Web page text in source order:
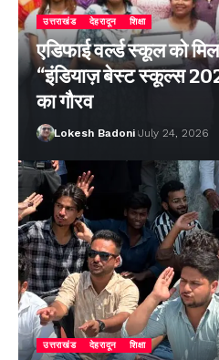
उत्तराखंड देहरादून शिक्षा
एडिफाई वर्ल्ड स्कूल को
“इंडियाज़ बेस्ट स्कूल्स
का गौरव
Lokesh Badoni July 24, 2026
उत्तराखंड देहरादून शिक्षा